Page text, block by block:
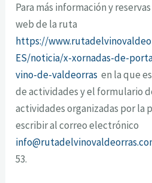
Para más información y
web de la ruta
https://
ES/noticia/x-xornadas-de-
vino-de-valdeorras en la que
de actividades y el formulario
actividades organizadas por la
escribir al correo electrónico
53.